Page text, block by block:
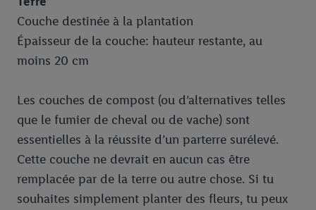
Couche destinée à la plantation
Épaisseur de la couche: hauteur restante, au
moins 20 cm
Les couches de compost (ou d’alternatives telles
que le fumier de cheval ou de vache) sont
essentielles à la réussite d’un parterre surélevé.
Cette couche ne devrait en aucun cas être
remplacée par de la terre ou autre chose. Si tu
souhaites simplement planter des fleurs, tu peux